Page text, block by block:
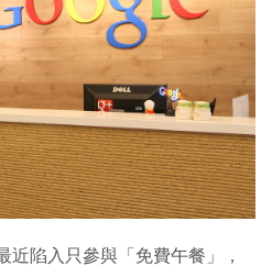
近陷入只參與「免費午餐」，